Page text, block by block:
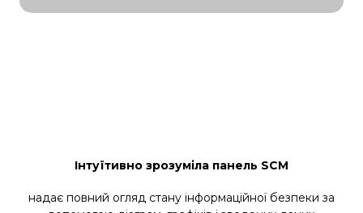
Інтуїтивно зрозуміла панель SCM
надає повний огляд стану інформаційної безпеки за